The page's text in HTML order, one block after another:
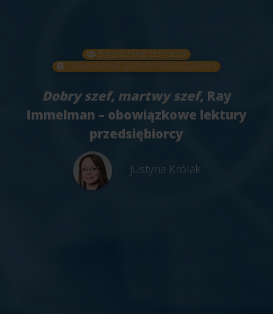
ZARZĄDZANIE ZESPOŁEM
OBOWIĄZKOWE LEKTURY PRZEDSIĘBIORCY
Dobry szef, martwy szef, Ray
Immelman – obowiązkowe lektury
przedsiębiorcy
Justyna Królak